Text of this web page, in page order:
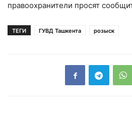
правоохранители просят
ТЕГИ ГУВД Ташкента розыск